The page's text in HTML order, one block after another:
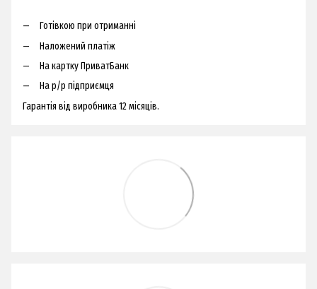
Готівкою при отриманні
Наложений платіж
На картку ПриватБанк
На р/р підприємця
Гарантія від виробника 12 місяців.